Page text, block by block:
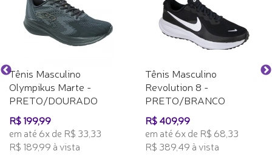
Tênis Masculino
Olympikus Marte -
PRETO/DOURADO
R$ 199,99
em até 6x de R$ 33,33
R$ 189,99 à vista
Tênis Masculino
Revolution 8 -
PRETO/BRANCO
R$ 409,99
em até 6x de R$ 68,33
R$ 389,49 à vista